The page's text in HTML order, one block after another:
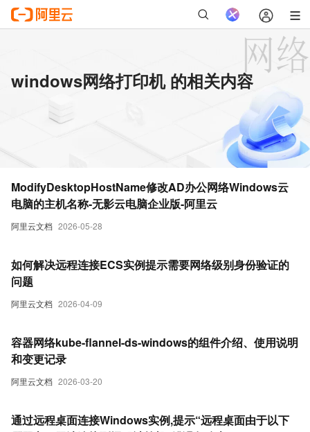
windows网络打印机 的相关内容
阿里云文档 2026-05-28
ModifyDesktopHostName修改AD办公网络Windows云
电脑的主机名称-无影云电脑企业版-阿里云
阿里云文档 2026-04-09
如何解决远程连接ECS实例提示需要网络级别身份验证的
问题
阿里云文档 2026-03-20
容器网络kube-flannel-ds-windows的组件介绍、使用说明
和变更记录
通过远程桌面连接Windows实例,提示“远程桌面由于以下